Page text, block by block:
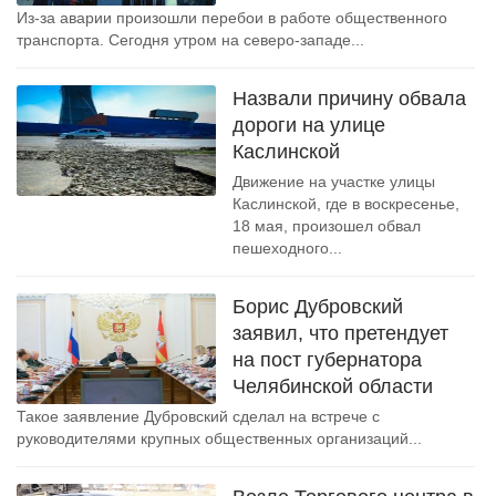
Из-за аварии произошли перебои в работе общественного
транспорта. Сегодня утром на северо-западе...
Назвали причину обвала
дороги на улице
Каслинской
Движение на участке улицы
Каслинской, где в воскресенье,
18 мая, произошел обвал
пешеходного...
Борис Дубровский
заявил, что претендует
на пост губернатора
Челябинской области
Такое заявление Дубровский сделал на встрече с
руководителями крупных общественных организаций...